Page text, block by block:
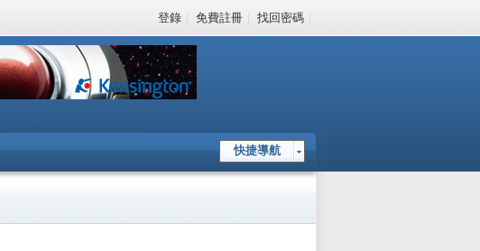
登錄 | 免費註冊 | 找回密碼 |
快捷導航